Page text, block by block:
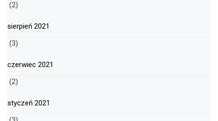
(2)
sierpień 2021
(3)
czerwiec 2021
(2)
styczeń 2021